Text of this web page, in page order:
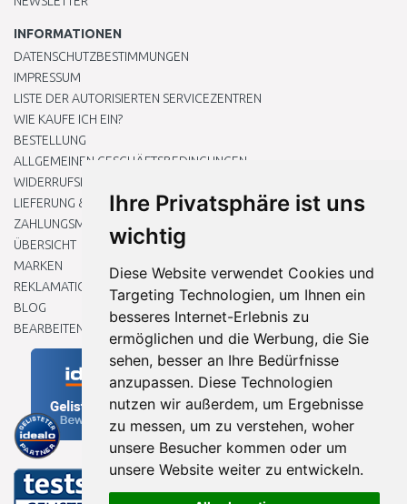
Ihre Privatsphäre ist uns
wichtig
Diese Website verwendet Cookies und
Targeting Technologien, um Ihnen ein
besseres Internet-Erlebnis zu
ermöglichen und die Werbung, die Sie
sehen, besser an Ihre Bedürfnisse
anzupassen. Diese Technologien
nutzen wir außerdem, um Ergebnisse
zu messen, um zu verstehen, woher
unsere Besucher kommen oder um
unsere Website weiter zu entwickeln.
INFORMATIONEN
DATENSCHUTZBESTIMMUNGEN
IMPRESSUM
LISTE DER AUTORISIERTEN SERVICEZENTREN
WIE KAUFE ICH EIN?
BESTELLUNG
ALLGEMEINEN GESCHÄFTSBEDINGUNGEN
WIDERRUFSRECHT
LIEFERUNG & ZAHLUNG
ZAHLUNGSMETHODEN
ÜBERSICHT
MARKEN
REKLAMATIONEN UND RETOUREN
BLOG
BEARBEITEN SIE MEINE COOKIE-EINSTELLUNGEN